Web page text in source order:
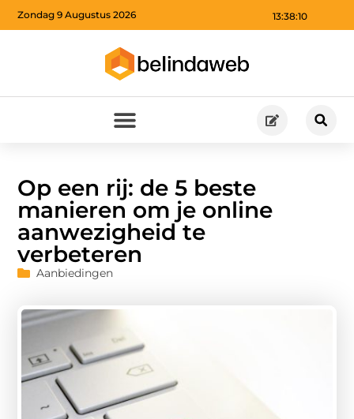
13:38:11
Zondag 9 Augustus 2026
Op een rij: de 5 beste
manieren om je online
aanwezigheid te
verbeteren
Aanbiedingen